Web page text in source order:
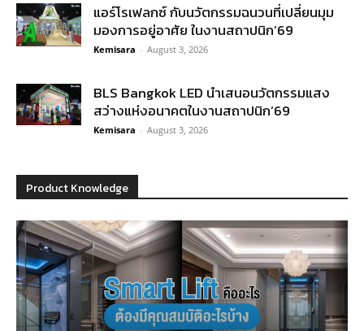
แอร์โรเฟลกซ์ กับนวัตกรรมฉนวนที่เปลี่ยนมุม
มองการอยู่อาศัย ในงานสถาปนิก’69
Kemisara - August 3, 2026
BLS Bangkok LED นำเสนอนวัตกรรมแสง
สว่างแห่งอนาคตในงานสถาปนิก’69
Kemisara - August 3, 2026
Product Knowledge